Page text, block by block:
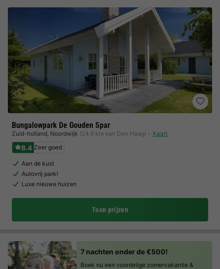
Bungalowpark De Gouden Spar
Zuid-holland, Noordwijk (24,6 km van Den Haag) Kaart
8.4 Zeer goed
Aan de kust
Autovrij park!
Luxe nieuwe huizen
Toon prijzen
7 nachten onder de €500!
Boek nu een voordelige zomervakantie &